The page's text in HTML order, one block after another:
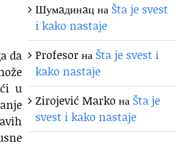
da
u
Шумaдинaцна Šta je svest
i kako nastaje
Profesorна Šta je svest i
kako nastaje
Zirojević Marko на Šta je
svest i kako nastaje